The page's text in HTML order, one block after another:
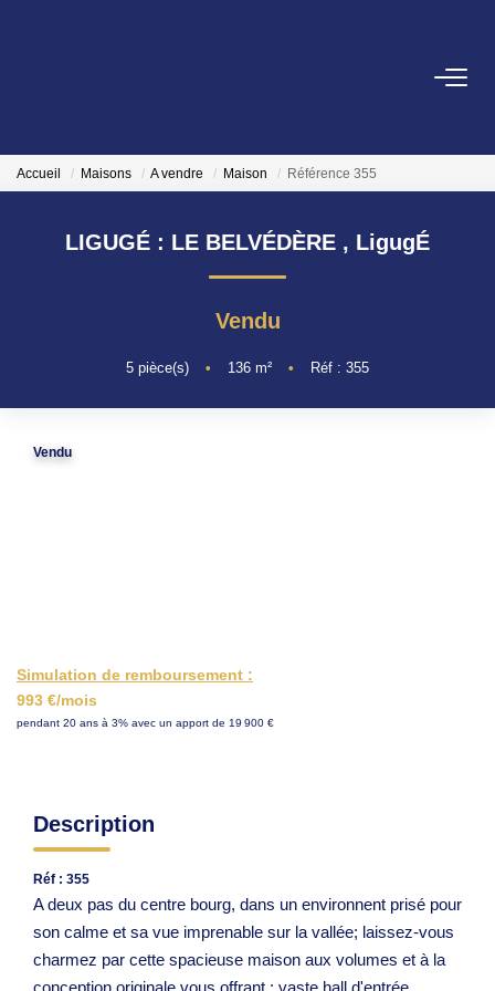
LOUER
FAIRE GÉRER
L'AGENCE
NOS SERVICES
Accueil Maisons A vendre Maison Référence 355
LIGUGÉ : LE BELVÉDÈRE , LigugÉ
Vendu
5 pièce(s) • 136 m² • Réf : 355
Vendu
Simulation de remboursement :
993 €/mois
pendant 20 ans à 3% avec un apport de 19 900 €
Description
Réf : 355
A deux pas du centre bourg, dans un environnent prisé pour
son calme et sa vue imprenable sur la vallée; laissez-vous
charmez par cette spacieuse maison aux volumes et à la
conception originale vous offrant : vaste hall d'entrée,